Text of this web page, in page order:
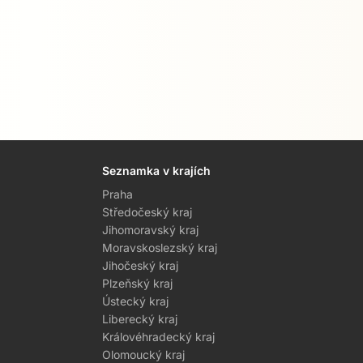
Seznamka v krajích
Praha
Středočeský kraj
Jihomoravský kraj
Moravskoslezský kraj
Jihočeský kraj
Plzeňský kraj
Ústecký kraj
Liberecký kraj
Královéhradecký kraj
Olomoucký kraj